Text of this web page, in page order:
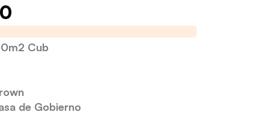
Cub
de Gobierno